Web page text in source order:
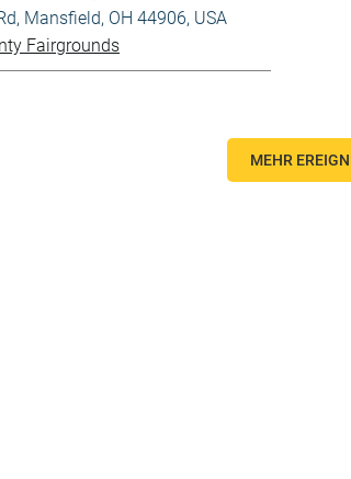
Mansfield, OH 44906, USA
Fairgrounds
MEHR